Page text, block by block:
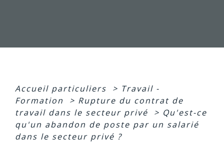
Accueil particuliers > Travail -
Formation
> Rupture du contrat de
travail dans le secteur privé
> Qu'est-ce
qu'un abandon de poste par un salarié
dans le secteur privé ?